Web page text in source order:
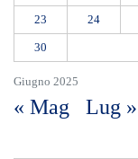
Giugno 2025
23 24
30
« Mag Lug »